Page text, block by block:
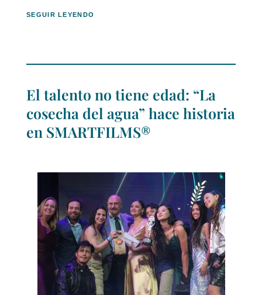
SEGUIR LEYENDO
El talento no tiene edad: “La
cosecha del agua” hace historia
en SMARTFILMS®